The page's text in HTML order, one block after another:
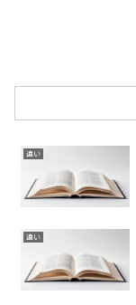
違い
違い